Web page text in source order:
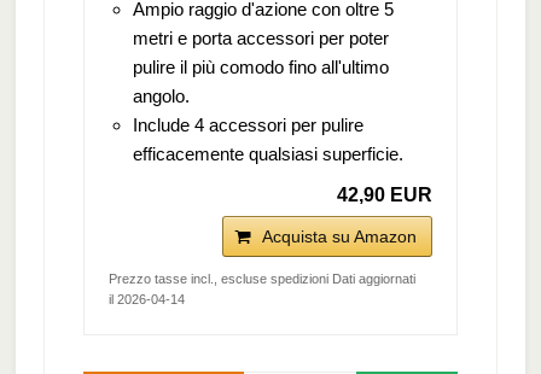
Ampio raggio d'azione con oltre 5
metri e porta accessori per poter
pulire il più comodo fino all'ultimo
angolo.
Include 4 accessori per pulire
efficacemente qualsiasi superficie.
42,90 EUR
Acquista su Amazon
Prezzo tasse incl., escluse spedizioni Dati aggiornati
il 2026-04-14